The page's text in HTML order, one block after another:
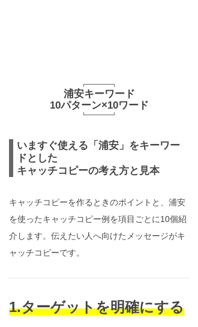
浦安キーワード
10パターン×10ワード
いますぐ使える「浦安」をキーワー
ドとした
キャッチコピーの考え方と見本
キャッチコピーを作るときのポイントと、浦安
を使ったキャッチコピー例を項目ごとに10個紹
介します。伝えたい人へ向けたメッセージがキ
ャッチコピーです。
1.ターゲットを明確にする